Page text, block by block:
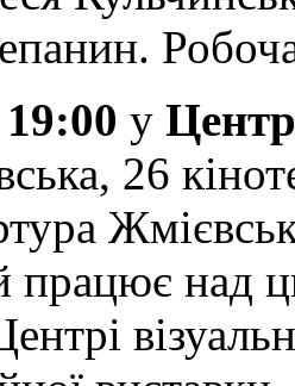
у
26
працює над